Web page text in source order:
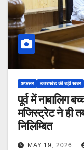
अफसर उत्तराखंड की बड़ी खबर
पूर्व में नाबालिग
मजिस्ट्रेट ने ही
निलिम्बित
MAY 19, 2026